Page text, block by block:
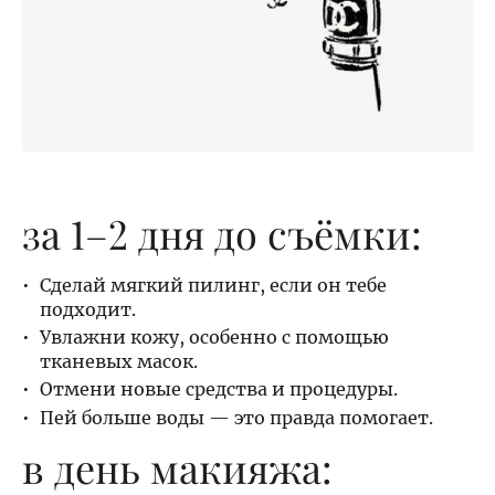
за 1–2 дня до съёмки:
Сделай мягкий пилинг, если он тебе
подходит.
Увлажни кожу, особенно с помощью
тканевых масок.
Отмени новые средства и процедуры.
Пей больше воды — это правда помогает.
в день макияжа: